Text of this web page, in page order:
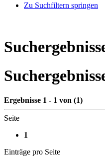
Zu Suchfiltern springen
Ergebnisse 1 - 1 von (1)
Seite
1
Einträge pro Seite